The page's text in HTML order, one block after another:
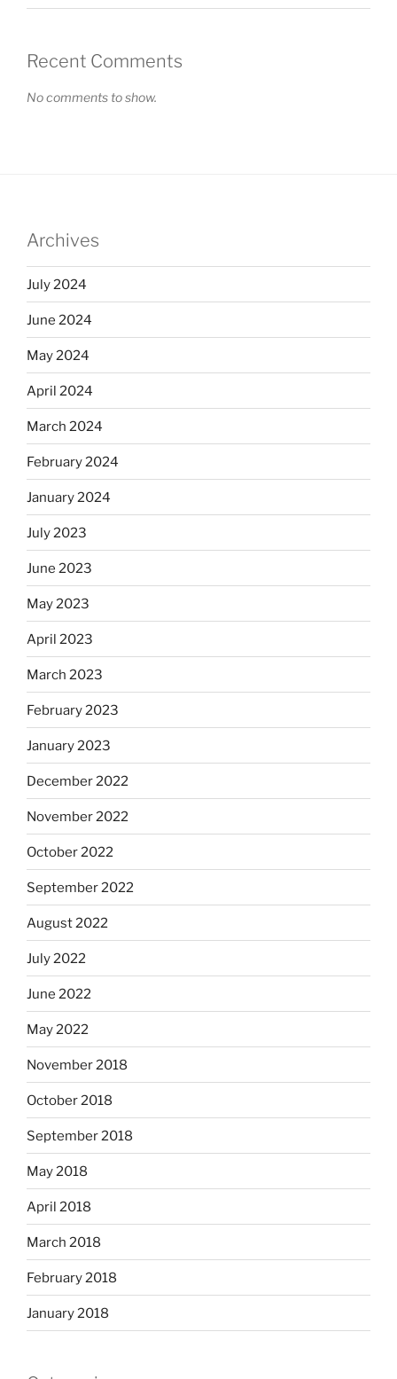
Recent Comments
No comments to show.
Archives
July 2024
June 2024
May 2024
April 2024
March 2024
February 2024
January 2024
July 2023
June 2023
May 2023
April 2023
March 2023
February 2023
January 2023
December 2022
November 2022
October 2022
September 2022
August 2022
July 2022
June 2022
May 2022
November 2018
October 2018
September 2018
May 2018
April 2018
March 2018
February 2018
January 2018